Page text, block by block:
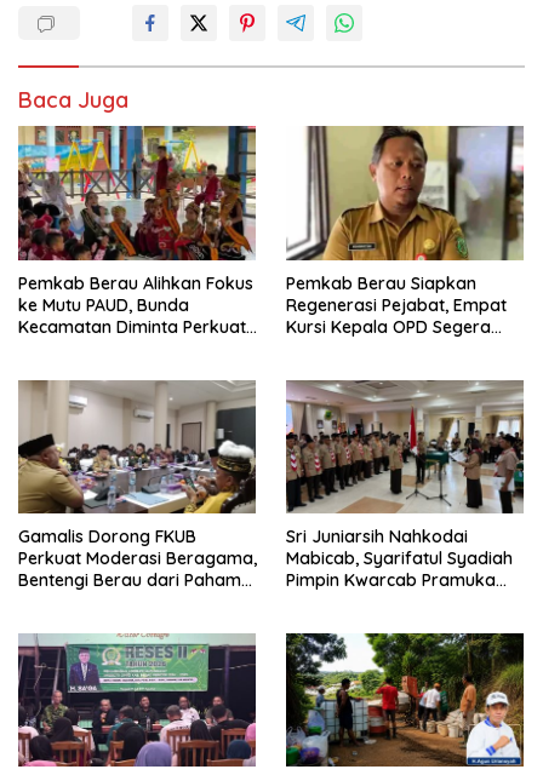
Baca Juga
Pemkab Berau Alihkan Fokus
ke Mutu PAUD, Bunda
Kecamatan Diminta Perkuat
Pemkab Berau Siapkan
Regenerasi Pejabat, Empat
Kursi Kepala OPD Segera
Gamalis Dorong FKUB
Perkuat Moderasi Beragama,
Bentengi Berau dari Paham
Sri Juniarsih Nahkodai
Mabicab, Syarifatul Syadiah
Pimpin Kwarcab Pramuka